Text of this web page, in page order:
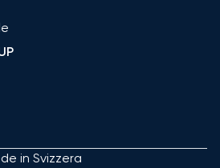
in Svizzera